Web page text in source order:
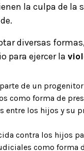
la culpa de la
diversas
para ejercer la
de un
como forma de
entre los hijos y su
contra los hijos
como forma